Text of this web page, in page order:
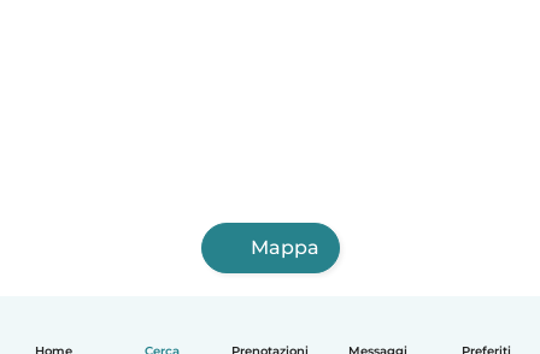
Home Cerca Prenotazioni Messaggi Preferiti
Mappa